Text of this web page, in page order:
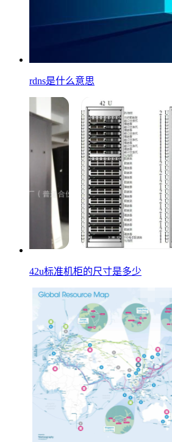
rdns是什么意思
42u标准机柜的尺寸是多少